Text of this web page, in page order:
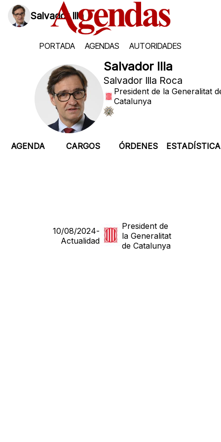
Salvador Illa
PORTADA AGENDAS AUTORIDADES
Salvador Illa
Salvador Illa Roca
President de la Generalitat
Catalunya
AGENDA CARGOS ÓRDENES ESTADÍSTICA
10/08/2024-
Actualidad
President de
la Generalitat
de Catalunya